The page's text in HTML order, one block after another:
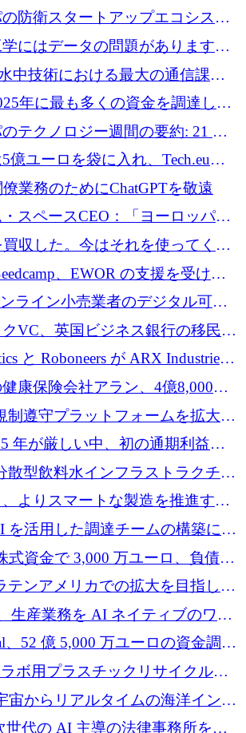
する無人システムを接続するた
達します
防衛スタートアップエコシステ
ッカソン
にはデータの問題があります。
はそれを解決したいと考えて
中技術における最大の通信課題
組むために 16 万 2,000 ユーロを
年に最も多くの資金を調達した
テクノロジー週間の要約: 21 億
と Tech.eu Funding Explorer
億ユーロを袋に入れ、Tech.eu
の立ち上げ、そしてルクセン
な野望
業務のためにChatGPTを敬遠
スペースCEO：「ヨーロッパは
ある」
収した。今はそれを使ってくれ
です
、EWOR の支援を受け、
ステム用の空間 AI プラットフォ
ライン小売業者のデジタル可視
するために 140 万ユーロを調達
VC、英国ビジネス銀行の移民主
ップ支援で初のファンド獲得に
と Roboneers が ARX Industries
人地上車両の生産を拡大
康保険会社アラン、4億8,000万
調達ラウンドで合意
制遵守プラットフォームを拡大す
万ドルを調達
年が厳しい中、初の通期利益を
散型飲料水インフラストラクチャ
ームを拡張するために 242 万ユ
よりスマートな製造を推進する
ズ A で 1,630 万ユーロを確保
を活用した調達チームの構築に
を確保
式資金で 3,000 万ユーロ、負債で
ロを調達
テンアメリカでの拡大を目指して
生産業務を AI ネイティブのワー
変えるために 260 万ドルを確保
、52 億 5,000 万ユーロの資金調達
ライズ ソフトウェアの開発を倍
ボ用プラスチックリサイクルシ
化し、焼却廃棄物を削減するた
ドを確保
宙からリアルタイムの海洋インテ
拡張するために 1,100 万ドルを
世代の AI 主導の法律事務所を強